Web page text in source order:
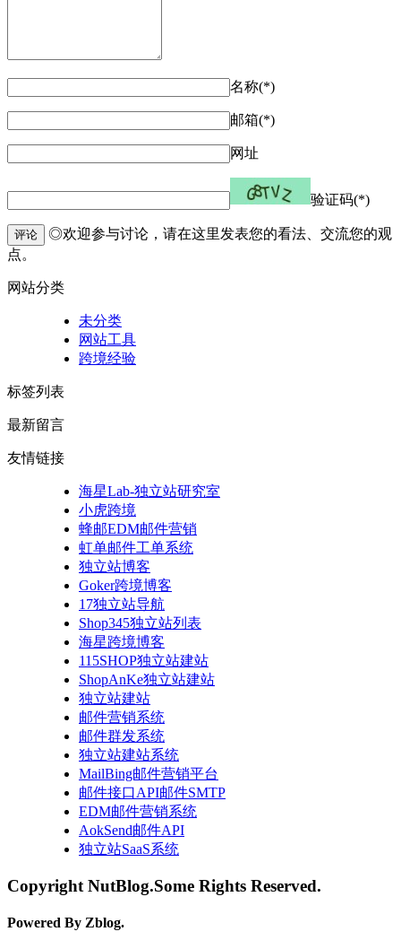
名称(*)
邮箱(*)
网址
验证码(*)
评论
◎欢迎参与讨论，请在这里发表您的看法、交流您的观
点。
网站分类
未分类
网站工具
跨境经验
标签列表
最新留言
友情链接
海星Lab-独立站研究室
小虎跨境
蜂邮EDM邮件营销
虹单邮件工单系统
独立站博客
Goker跨境博客
17独立站导航
Shop345独立站列表
海星跨境博客
115SHOP独立站建站
ShopAnKe独立站建站
独立站建站
邮件营销系统
邮件群发系统
独立站建站系统
MailBing邮件营销平台
邮件接口API邮件SMTP
EDM邮件营销系统
AokSend邮件API
独立站SaaS系统
Copyright NutBlog.Some Rights Reserved.
Powered By Zblog.